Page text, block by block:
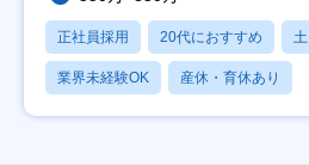
正社員採用 20代におすすめ
業界未経験OK 産休・育休あり